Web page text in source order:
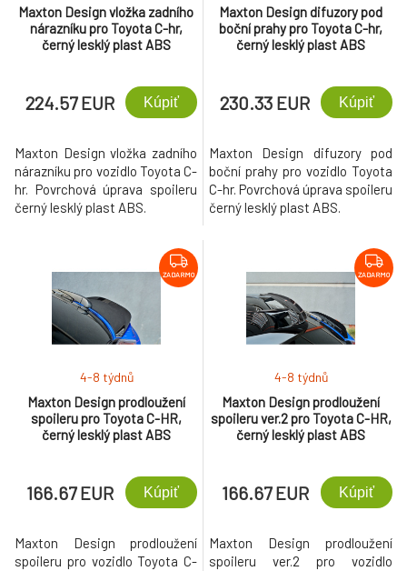
Maxton Design vložka zadního
nárazníku pro Toyota C-hr,
černý lesklý plast ABS
224.57 EUR Kúpiť
Maxton Design vložka zadního
nárazníku pro vozidlo Toyota C-
hr. Povrchová úprava spoileru
černý lesklý plast ABS.
Maxton Design difuzory pod
boční prahy pro Toyota C-hr,
černý lesklý plast ABS
230.33 EUR Kúpiť
Maxton Design difuzory pod
boční prahy pro vozidlo Toyota
C-hr. Povrchová úprava spoileru
černý lesklý plast ABS.
ZADARMO
Maxton Design prodloužení
spoileru pro Toyota C-HR,
černý lesklý plast ABS
4-8 týdnů
166.67 EUR Kúpiť
Maxton Design prodloužení
spoileru pro vozidlo Toyota C-
ZADARMO
Maxton Design prodloužení
spoileru ver.2 pro Toyota C-HR,
černý lesklý plast ABS
4-8 týdnů
166.67 EUR Kúpiť
Maxton Design prodloužení
spoileru ver.2 pro vozidlo